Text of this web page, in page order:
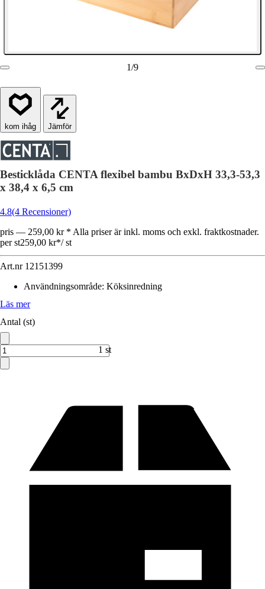
1/9
Jämför
Besticklåda CENTA flexibel bambu BxDxH 33,3-53,3
x 38,4 x 6,5 cm
4.8(4 Recensioner)
pris — 259,00 kr * Alla priser är inkl. moms och exkl. fraktkostnader.
per st259,00 kr*/ st
Art.nr 12151399
Användningsområde: Köksinredning
Läs mer
Antal (st)
1 st